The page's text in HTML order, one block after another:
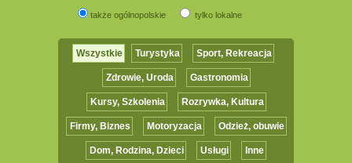
także ogólnopolskie tylko lokalne
Wszystkie Turystyka Sport, Rekreacja
Zdrowie, Uroda Gastronomia
Kursy, Szkolenia Rozrywka, Kultura
Firmy, Biznes Motoryzacja Odzież, obuwie
Dom, Rodzina, Dzieci Usługi Inne